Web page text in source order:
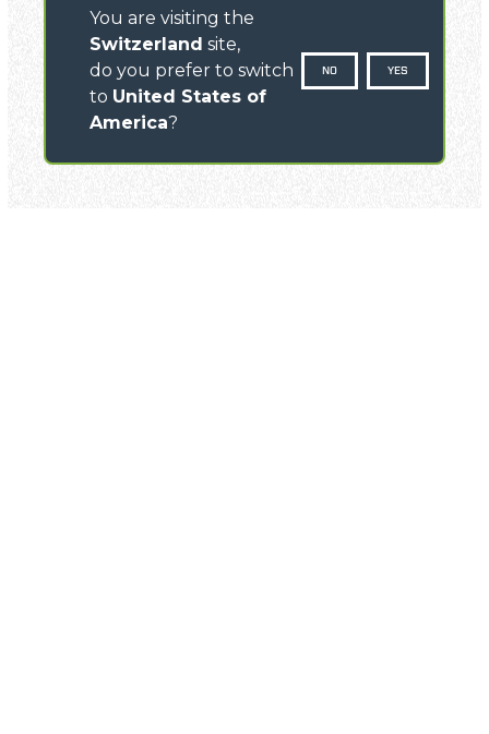
You are visiting the
Switzerland site,
do you prefer to switch
to United States of
America?
NO YES